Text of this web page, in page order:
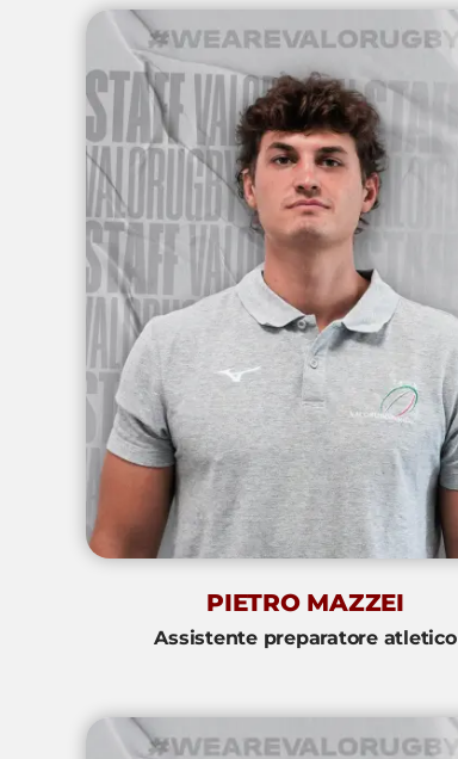
PIETRO MAZZEI
Assistente preparatore atletico